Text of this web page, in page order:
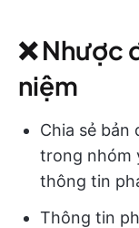
❌ Nhược
niệm
Chia sẻ bản
trong nhóm
thông tin
Thông tin